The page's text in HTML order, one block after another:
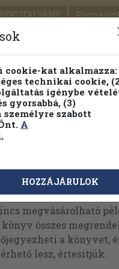
SEGÍTSÉG
Témaköri fa
Megvásárolható
megvásárolható
könyv összes
a könyvet,
lesz, értesítjük.
cookie-kat alkalmazza:
technikai cookie,
igénybe
gyorsabbá, (3)
szabott
A
HOZZÁJÁRULOK